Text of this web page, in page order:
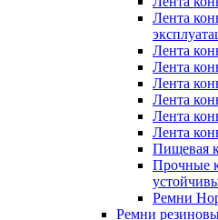
Лента
Лента
Лента
Лента
Лента
Лента
Лента
Пищевая
Прочные
Ремни
Ремни